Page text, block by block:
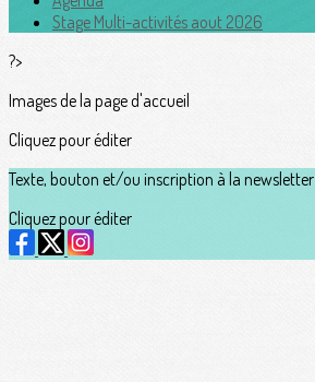
Stage Multi-activités aout 2026
?>
Images de la page d'accueil
Cliquez pour éditer
Texte, bouton et/ou inscription à la newsletter
Cliquez pour éditer